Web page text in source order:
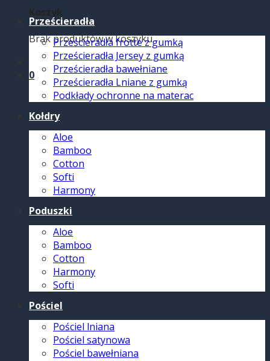
Koszyk
Brak produktów w koszyku.
0
Prześcieradła
Prześcieradła frotte z gumką
Prześcieradła Jersey z gumką
Prześcieradła bawełniane
Prześcieradła Lniane z gumką
Podkłady ochronne na materac
Kołdry
Aloe
Bamboo
Cotton
Softi
Harmony
Poduszki
Aloe
Bamboo
Cotton
Harmony
Softi
Pościel
Pościel lniana
Pościel satynowa
Pościel bawełniana